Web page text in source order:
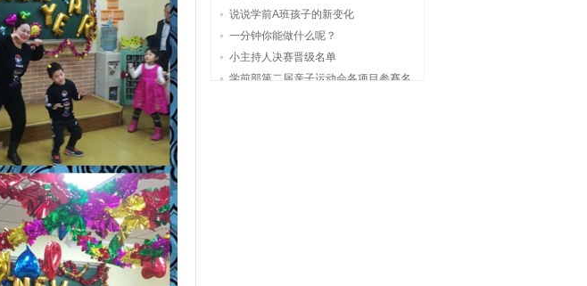
说说学前A班孩子的新变化
一分钟你能做什么呢？
小主持人决赛晋级名单
学前部第二届亲子运动会各项目参赛名